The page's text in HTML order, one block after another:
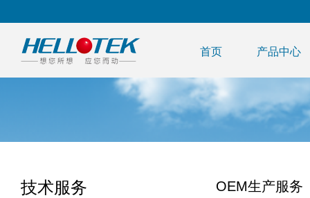
首页 产品中心
技术服务 OEM生产服务